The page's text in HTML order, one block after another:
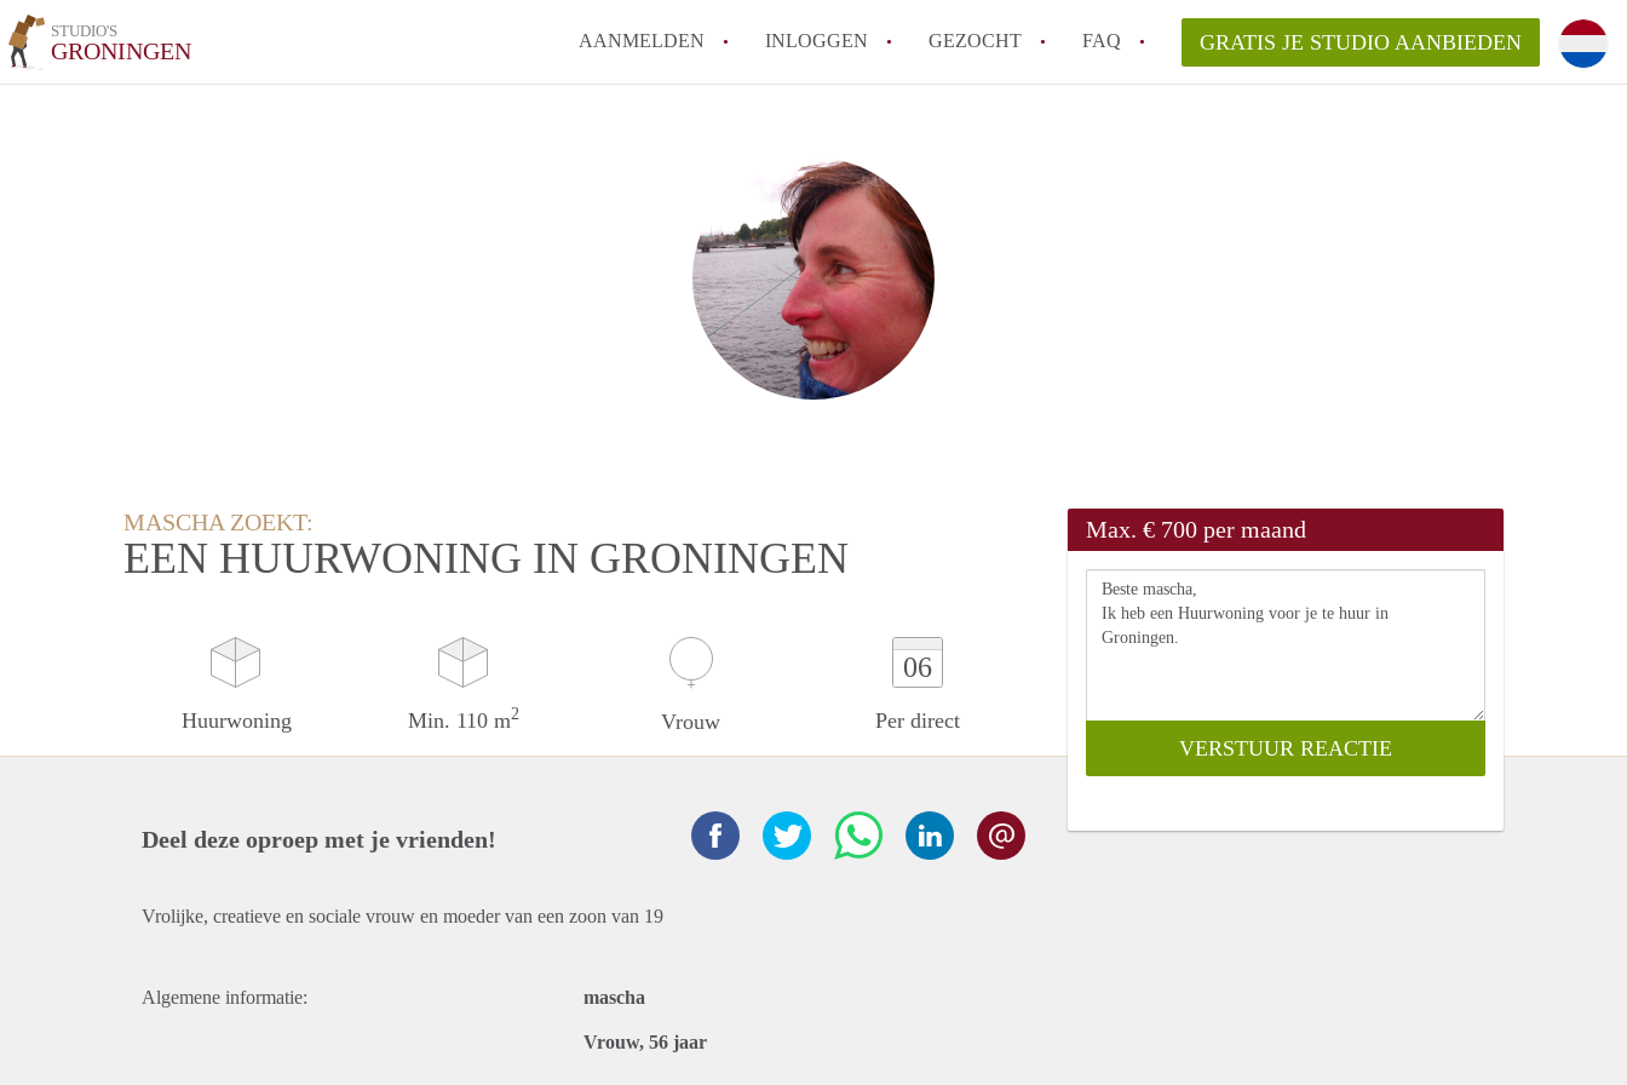
STUDIO'S
GRONINGEN AANMELDEN INLOGGEN GEZOCHT FAQ
How to translate StudioGroningen?
Wat is StudiosGroningen?
Wat is de privacyverklaring van StudiosGroningen?
Alle veelgestelde vragen
GRATIS JE STUDIO AANBIEDEN
MASCHA ZOEKT:
EEN HUURWONING IN GRONINGEN
Huurwoning Min. 110 m2 Vrouw
06
Per direct
Max. € 700 per maand
Deel deze oproep met je vrienden!
Vrolijke, creatieve en sociale vrouw en moeder van een zoon van 19
Algemene informatie: mascha
Vrouw, 56 jaar